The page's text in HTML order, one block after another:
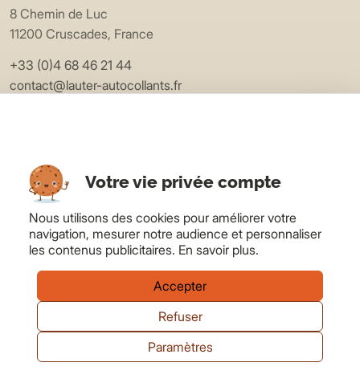
Votre vie privée compte
Nous utilisons des cookies pour améliorer votre
navigation, mesurer notre audience et personnaliser
les contenus publicitaires. En savoir plus.
Accepter
Refuser
Paramètres
8 Chemin de Luc
11200 Cruscades, France
+33 (0)4 68 46 21 44
contact@lauter-autocollants.fr
Matières
Devis
Blog
LAUTER
À propos
Contact